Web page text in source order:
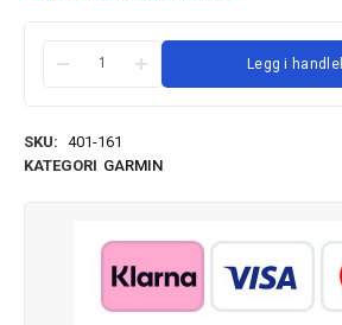
Legg i
SKU: 401-161
KATEGORI GARMIN